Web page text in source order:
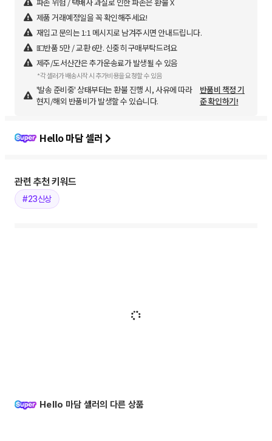
제품 거래예정일을 꼭 확인해주세요!
재입고 문의는 1:1 메시지로 남겨주시면 안내드립니다.
💵반품 5만 / 교환 6만. 신중히 구매부탁드려요
제주/도서산간은 추가운송료가 발생될 수 있음
*각 셀러가 배송시작 시 추가비용을 요청할 수 있음
'발송 준비중' 상태부터는 환불 진행 시, 사유에 따라
현지/해외 반품비가 발생할 수 있습니다.
반품비 책정 기
준 확인하기!
Hello 마담 셀러
관련 추천 키워드
#23신상
Hello 마담 셀러의 다른 상품